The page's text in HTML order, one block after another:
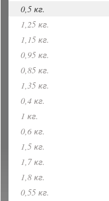
0,5 кг.
1,25 кг.
1,15 кг.
0,95 кг.
0,85 кг.
1,35 кг.
0,4 кг.
1 кг.
0,6 кг.
1,5 кг.
1,7 кг.
1,8 кг.
0,55 кг.